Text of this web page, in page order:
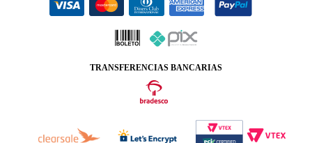
TRANSFERENCIAS BANCARIAS